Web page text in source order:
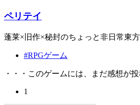
ペリテイ
蓬莱×旧作×秘封のちょっと非日常東方
#RPGゲーム
・・・このゲームには、まだ感想が
1